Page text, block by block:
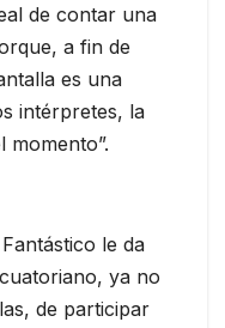
de contar una
a fin de
es una
intérpretes, la
momento”.
le da
ya no
de participar